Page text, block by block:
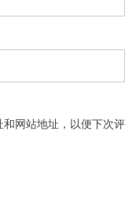
网站地址，以便下次评